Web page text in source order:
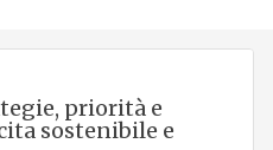
priorità e
sostenibile e